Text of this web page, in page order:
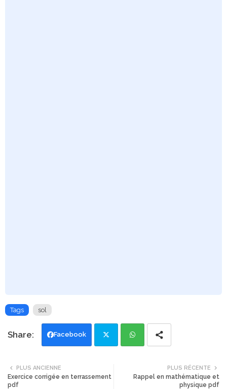
Tags sol
Facebook
tte ats
PLUS RÉCENTE
Rappel en mathématique et
physique pdf
PLUS ANCIENNE
Exercice corrigée en terrassement
pdf